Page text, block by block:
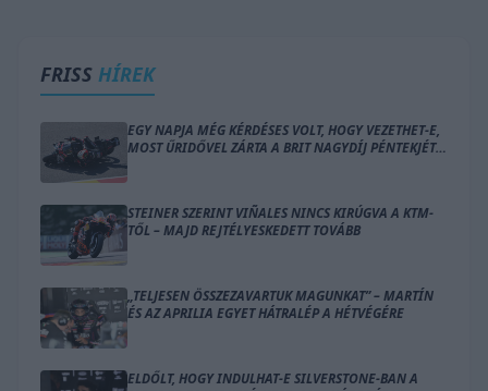
FRISS HÍREK
EGY NAPJA MÉG KÉRDÉSES VOLT, HOGY VEZETHET-E,
MOST ŰRIDŐVEL ZÁRTA A BRIT NAGYDÍJ PÉNTEKJÉT
STEINER SZERINT VIÑALES NINCS KIRÚGVA A KTM-
TŐL – MAJD REJTÉLYESKEDETT TOVÁBB
„TELJESEN ÖSSZEZAVARTUK MAGUNKAT” – MARTÍN
ÉS AZ APRILIA EGYET HÁTRALÉP A HÉTVÉGÉRE
ELDŐLT, HOGY INDULHAT-E SILVERSTONE-BAN A